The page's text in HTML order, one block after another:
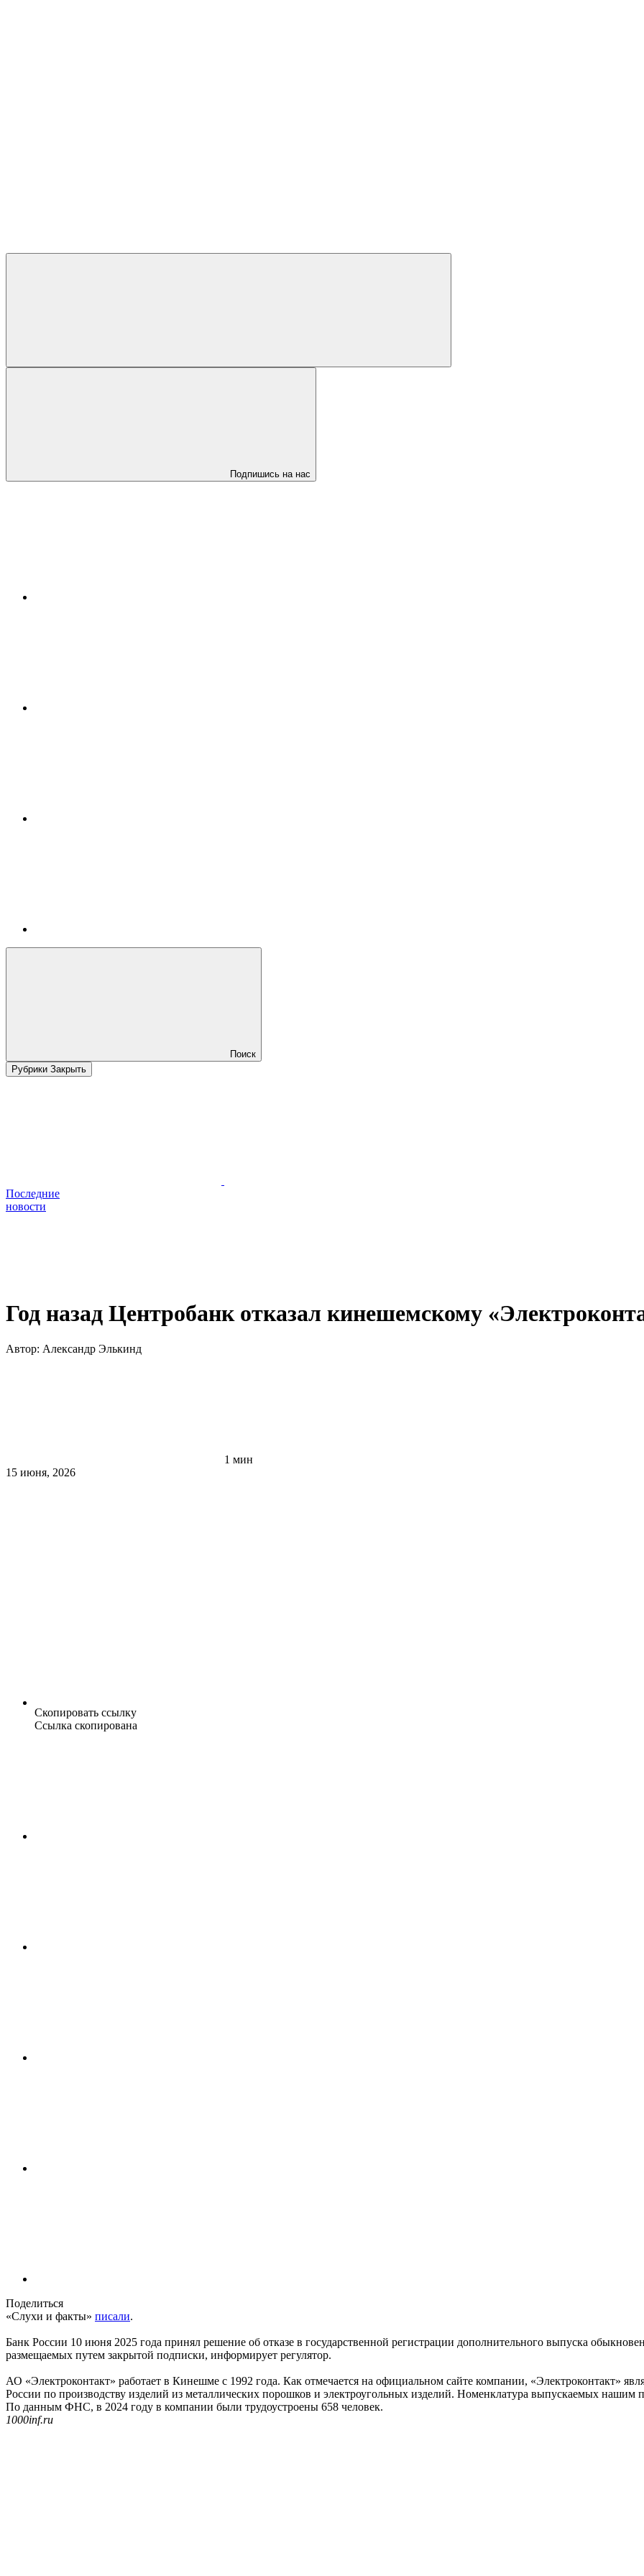
Подпишись на нас
Поиск
Рубрики Закрыть
Последние
новости
Год назад Центробанк отказал кинешемскому
Автор: Александр Элькинд
1 мин
15 июня, 2026
Скопировать ссылку
Ссылка скопирована
Поделиться
«Слухи и факты» писали.
Банк России 10 июня 2025 года принял решение об отказе в государственной регистрации дополнительного выпуска
размещаемых путем закрытой подписки, информирует регулятор.
АО «Электроконтакт» работает в Кинешме с 1992 года. Как отмечается на официальном сайте компании, «Электроконтакт»
России по производству изделий из металлических порошков и электроугольных изделий. Номенклатура выпускаемых нашим
По данным ФНС, в 2024 году в компании были трудоустроены 658 человек.
1000inf.ru